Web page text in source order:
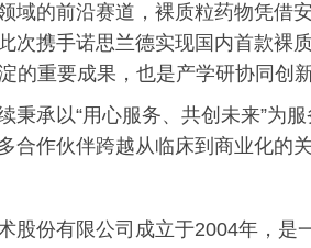
域的前沿赛道，裸质粒药物凭借
次携手诺思兰德实现国内首款裸
的重要成果，也是产学研协同创
秉承以“用心服务、共创未来”为
合作伙伴跨越从临床到商业化的
股份有限公司成立于2004年，